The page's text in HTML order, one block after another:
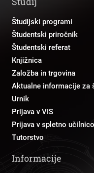
Študijski programi
Študentski priročnik
Študentski referat
Knjižnica
Založba in trgovina
Aktualne informacije za
Urnik
Prijava v VIS
Prijava v spletno
Tutorstvo
Informacije